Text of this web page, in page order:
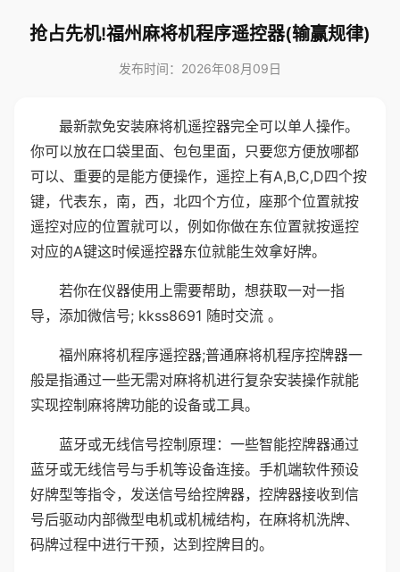
抢占先机!福州麻将机程序遥控器(输赢规律)
发布时间：2026年08月09日
最新款免安装麻将机遥控器完全可以单人操作。
你可以放在口袋里面、包包里面，只要您方便放哪都
可以、重要的是能方便操作，遥控上有A,B,C,D四个按
键，代表东，南，西，北四个方位，座那个位置就按
遥控对应的位置就可以，例如你做在东位置就按遥控
对应的A键这时候遥控器东位就能生效拿好牌。
若你在仪器使用上需要帮助，想获取一对一指
导，添加微信号; kkss8691 随时交流 。
福州麻将机程序遥控器;普通麻将机程序控牌器一
般是指通过一些无需对麻将机进行复杂安装操作就能
实现控制麻将牌功能的设备或工具。
蓝牙或无线信号控制原理：一些智能控牌器通过
蓝牙或无线信号与手机等设备连接。手机端软件预设
好牌型等指令，发送信号给控牌器，控牌器接收到信
号后驱动内部微型电机或机械结构，在麻将机洗牌、
码牌过程中进行干预，达到控牌目的。